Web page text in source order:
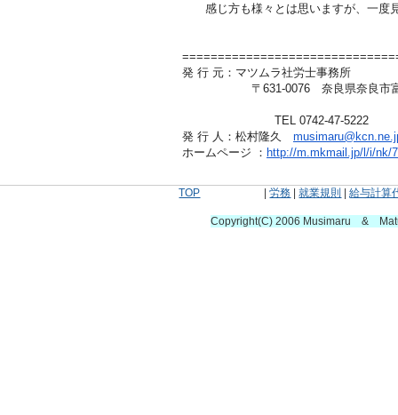
感じ方も様々とは思いますが、一度
==============================
発 行 元：マツムラ社労士事務所
〒631-0076 奈良県奈良市富雄
TEL 0742-47-5222
発 行 人：松村隆久
ホームページ ： http://m.mkmail.jp/l/i/nk/
TOP |労務 |就業規則 |給与計算
Copyright(C) 2006 Musimaru &